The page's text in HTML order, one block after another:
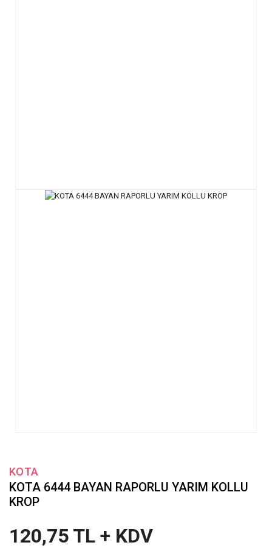
KOTA
KOTA 6444 BAYAN RAPORLU YARIM KOLLU
KROP
120,75 TL + KDV